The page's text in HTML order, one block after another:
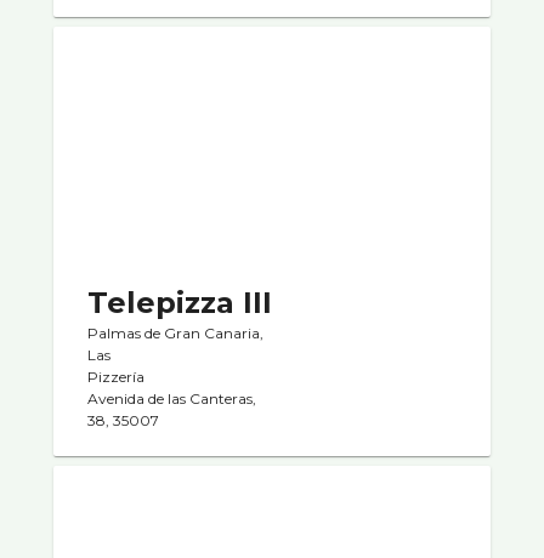
Telepizza III
Palmas de Gran Canaria,
Las
Pizzerí­a
Avenida de las Canteras,
38, 35007